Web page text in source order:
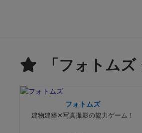
「フォトム
フォトムズ
建物建築✕写真撮影の協力ゲーム！